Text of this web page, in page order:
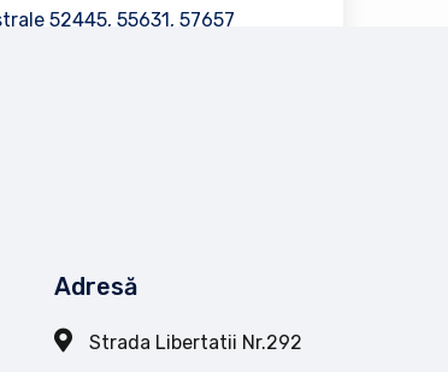
52445, 55631, 57657
Adresă
Strada Libertatii Nr.292